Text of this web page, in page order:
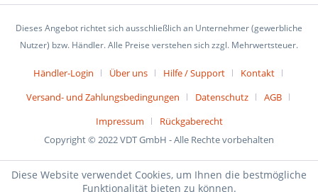
Dieses Angebot richtet sich ausschließlich an Unternehmer (gewerbliche
Nutzer) bzw. Händler. Alle Preise verstehen sich zzgl. Mehrwertsteuer.
Händler-Login Über uns Hilfe / Support
Kontakt
Versand- und Zahlungsbedingungen
Datenschutz
AGB
Impressum
Rückgaberecht
Copyright © 2022 VDT GmbH - Alle Rechte vorbehalten
Diese Website verwendet Cookies, um Ihnen die bestmögliche
Funktionalität bieten zu können.